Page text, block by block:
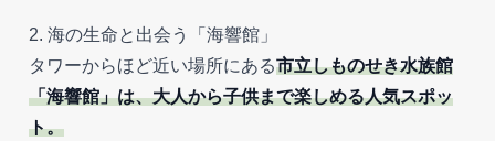
2. 海の生命と出会う「海響館」
タワーからほど近い場所にある市立しものせき水族館
「海響館」は、大人から子供まで楽しめる人気スポッ
ト。